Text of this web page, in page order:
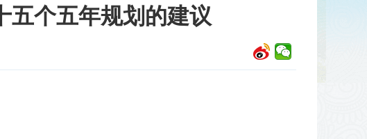
五个五年规划的建议